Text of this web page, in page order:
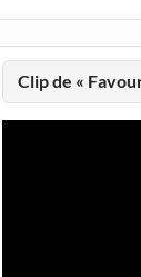
Clip de «
Lecteur